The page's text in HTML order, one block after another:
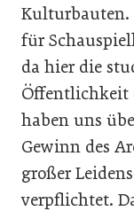
Kulturbauten.
für
da hier die
Öffentlichkeit
haben uns
Gewinn des
großer
verpflichtet.